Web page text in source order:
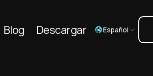
Blog Descargar Español